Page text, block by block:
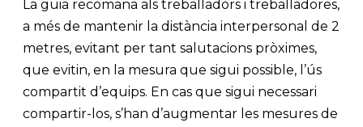
La guia recomana als treballadors i treballadores,
a més de mantenir la distància interpersonal de 2
metres, evitant per tant salutacions pròximes,
que evitin, en la mesura que sigui possible, l’ús
compartit d’equips. En cas que sigui necessari
compartir-los, s’han d’augmentar les mesures de